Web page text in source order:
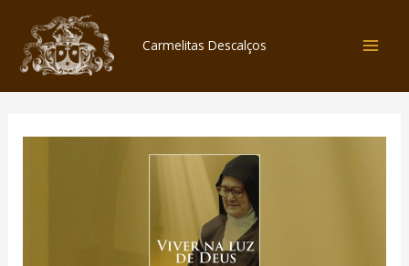
content
Carmelitas Descalços